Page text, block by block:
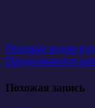
Навигация
по
записям
Полным ходом
Продолжаются
Похожая запись